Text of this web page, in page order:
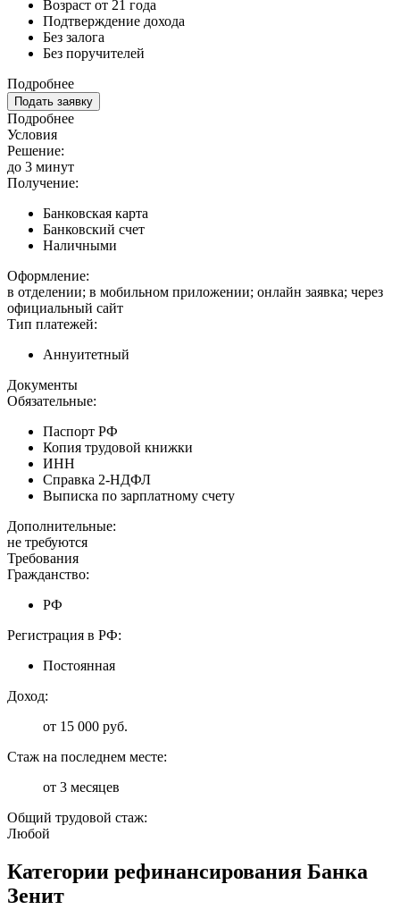
Возраст от 21 года
Подтверждение дохода
Без залога
Без поручителей
Подробнее
Подать заявку
Подробнее
Условия
Решение:
до 3 минут
Получение:
Банковская карта
Банковский счет
Наличными
Оформление:
в отделении; в мобильном приложении; онлайн заявка; через
официальный сайт
Тип платежей:
Аннуитетный
Документы
Обязательные:
Паспорт РФ
Копия трудовой книжки
ИНН
Справка 2-НДФЛ
Выписка по зарплатному счету
Дополнительные:
не требуются
Требования
Гражданство:
РФ
Регистрация в РФ:
Постоянная
Доход:
от 15 000 руб.
Стаж на последнем месте:
от 3 месяцев
Общий трудовой стаж:
Любой
Категории рефинансирования Банка
Зенит